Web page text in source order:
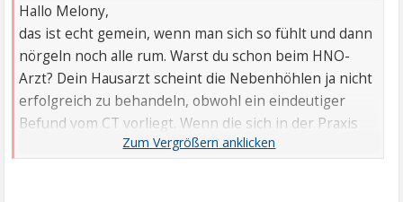
Hallo Melony,
das ist echt gemein, wenn man sich so fühlt und dann
nörgeln noch alle rum. Warst du schon beim HNO-
Arzt? Dein Hausarzt scheint die Nebenhöhlen ja nicht
erfolgreich zu behandeln, obwohl ein eindeutiger
Befund vom CT vorliegt. Wenn die sich in der Praxis
blöd anstellen wegen einer Überweisung, kannst du